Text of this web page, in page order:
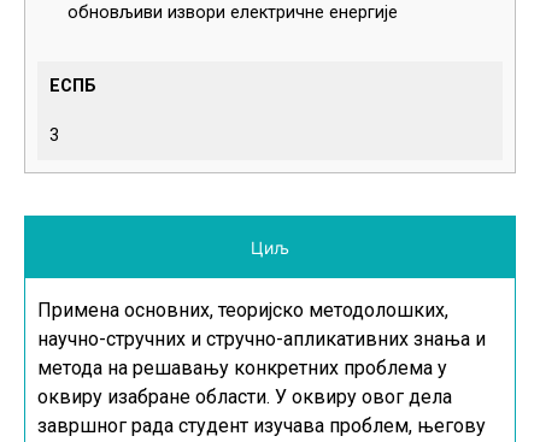
обновљиви извори електричне енергије
ЕСПБ
3
Циљ
Примена основних, теоријско методолошких,
научно-стручних и стручно-апликативних знања и
метода на решавању конкретних проблема у
оквиру изабране области. У оквиру овог дела
завршног рада студент изучава проблем, његову